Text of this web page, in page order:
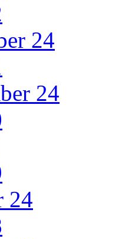
24
24
24